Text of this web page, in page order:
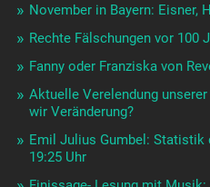
November in Bayern: Eisner,
Rechte Fälschungen vor 100
Fanny oder Franziska von
Aktuelle Verelendung
wir Veränderung?
Emil Julius Gumbel: Statistik
19:25 Uhr